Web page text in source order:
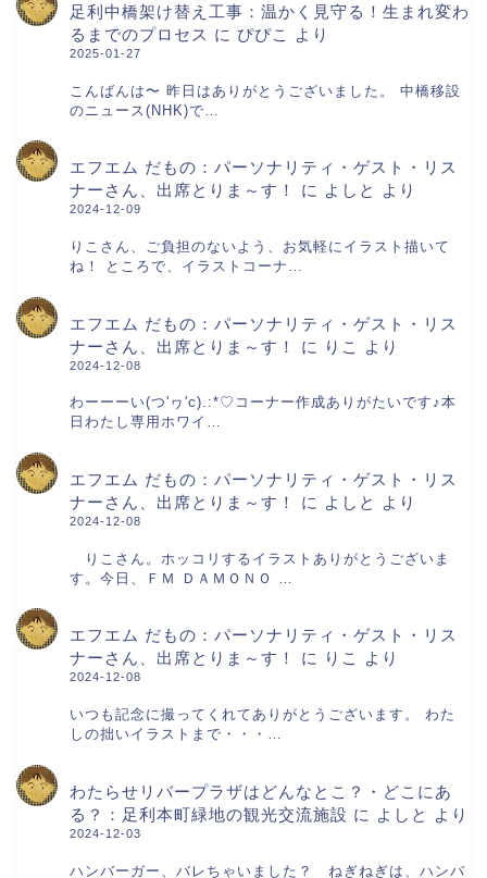
足利中橋架け替え工事：温かく見守る！生まれ変わ
るまでのプロセス に ぴぴこ より
2025-01-27
こんばんは〜 昨日はありがとうございました。 中橋移設
のニュース(NHK)で…
エフエム だもの：パーソナリティ・ゲスト・リス
ナーさん、出席とりま～す！
に よしと より
2024-12-09
りこさん、ご負担のないよう、お気軽にイラスト描いて
ね！ ところで、イラストコーナ…
エフエム だもの：パーソナリティ・ゲスト・リス
ナーさん、出席とりま～す！
に りこ より
2024-12-08
わーーーい(つ'ヮ'c).:*♡コーナー作成ありがたいです♪本
日わたし専用ホワイ…
エフエム だもの：パーソナリティ・ゲスト・リス
ナーさん、出席とりま～す！
に よしと より
2024-12-08
りこさん。ホッコリするイラストありがとうございま
す。今日、ＦＭ ＤＡＭＯＮＯ …
エフエム だもの：パーソナリティ・ゲスト・リス
ナーさん、出席とりま～す！
に りこ より
2024-12-08
いつも記念に撮ってくれてありがとうございます。 わた
しの拙いイラストまで・・・…
わたらせリバープラザはどんなとこ？・どこにあ
る？：足利本町緑地の観光交流施設 に よしと より
2024-12-03
ハンバーガー、バレちゃいました？ ねぎねぎは、ハンバ
サイトマップ
プロフィール